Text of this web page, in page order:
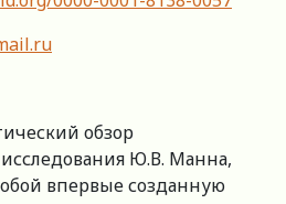
обзор
Ю.В. Манна,
впервые созданную